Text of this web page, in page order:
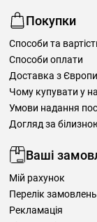
Покупки
Способи та
Способи оплати
Доставка з Європи
Чому купувати у
Умови надання
Догляд за
Ваші
Мій рахунок
Перелік замовлень
Рекламація